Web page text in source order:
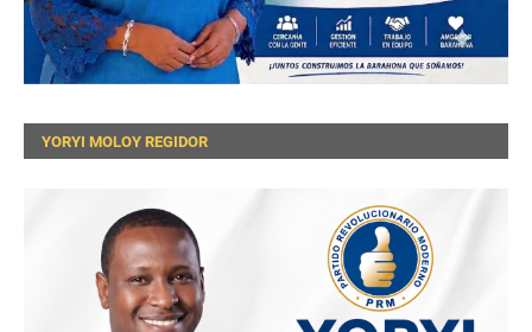
YORYI MOLOY REGIDOR